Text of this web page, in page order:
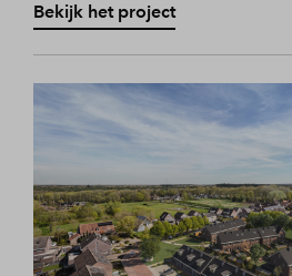
Bekijk het project